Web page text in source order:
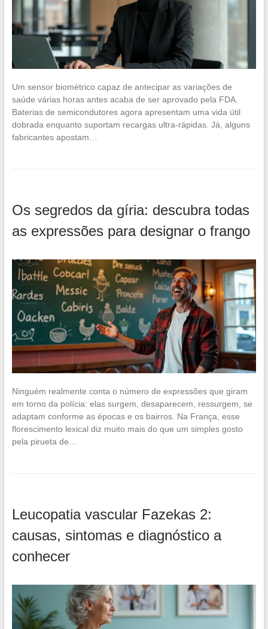
Um sensor biométrico capaz de antecipar as variações de
saúde várias horas antes acaba de ser aprovado pela FDA.
Baterias de semicondutores agora apresentam uma vida útil
dobrada enquanto suportam recargas ultra-rápidas. Já, alguns
fabricantes apostam…
Os segredos da gíria: descubra todas
as expressões para designar o frango
Ninguém realmente conta o número de expressões que giram
em torno da polícia: elas surgem, desaparecem, ressurgem, se
adaptam conforme as épocas e os bairros. Na França, esse
florescimento lexical diz muito mais do que um simples gosto
pela pirueta de…
Leucopatia vascular Fazekas 2:
causas, sintomas e diagnóstico a
conhecer